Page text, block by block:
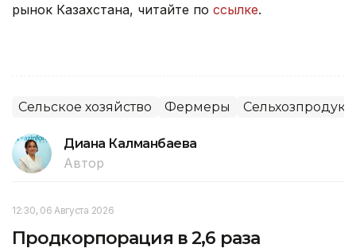
рынок Казахстана, читайте по ссылке.
Сельское хозяйство Фермеры
Диана Калманбаева
Автор
12:30, 06 Августа 2026
Продкорпорация в 2,6 раза